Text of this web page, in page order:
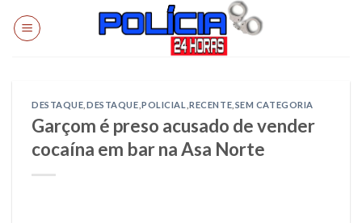
DESTAQUE ,DESTAQUE ,POLICIAL ,RECENTE SEM CATEGORIA
Garçom é preso acusado de vender
cocaína em bar na Asa Norte